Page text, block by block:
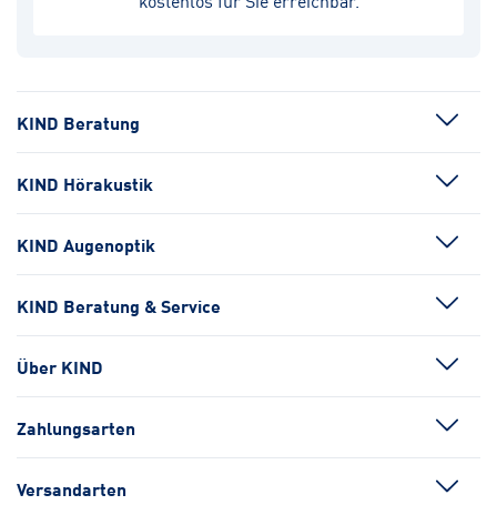
KIND Beratung
KIND Hörakustik
KIND Augenoptik
KIND Beratung & Service
Über KIND
Zahlungsarten
Versandarten